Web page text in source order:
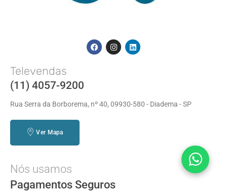
Televendas
(11) 4057-9200
Rua Serra da Borborema, nº 40, 09930-580 - Diadema - SP
Ver Mapa
Nós usamos
Pagamentos Seguros